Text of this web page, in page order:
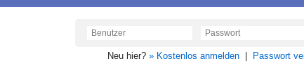
Neu hier? » Kostenlos anmelden Passwort